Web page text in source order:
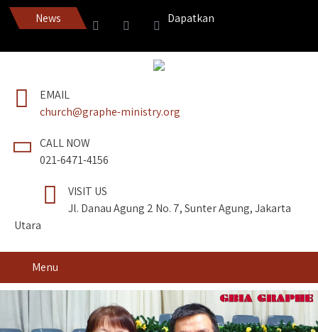
News Dapatkan Pedang Roh edisi
EMAIL
church@graphe-ministry.org
CALL NOW
021-6471-4156
VISIT US
Jl. Danau Agung 2 No. 7, Sunter Agung, Jakarta
Utara
Menu